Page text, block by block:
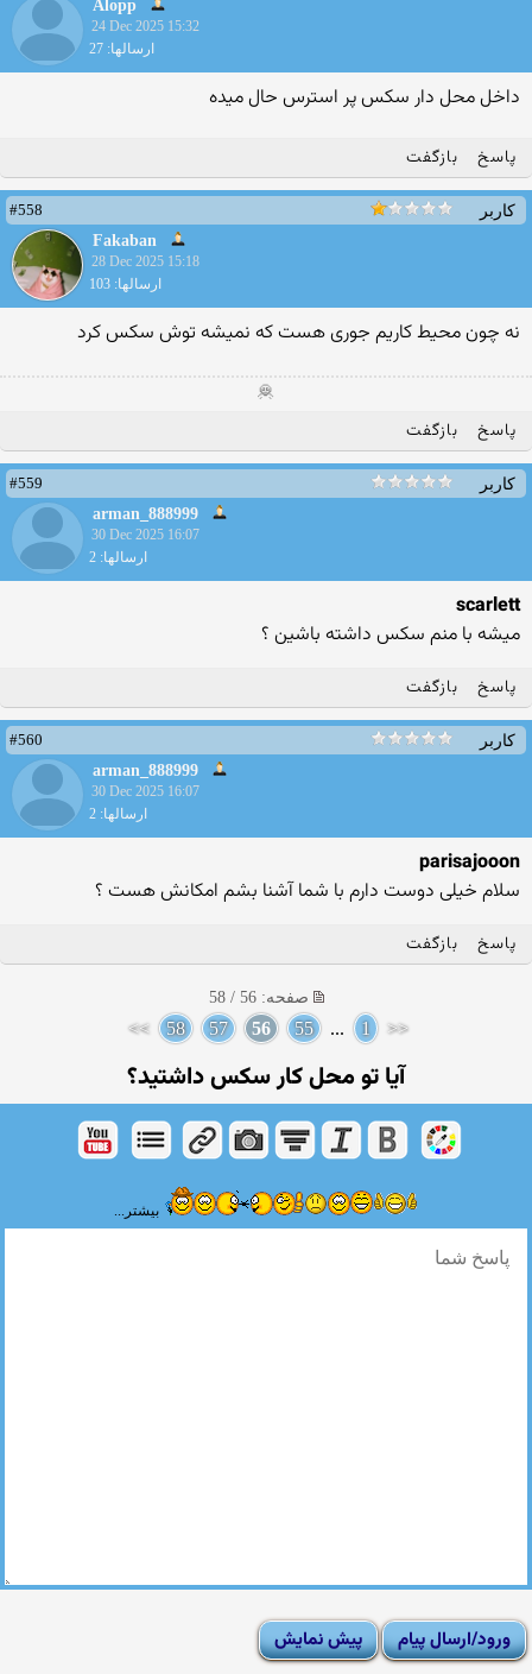
Alopp
24 Dec 2025 15:32
ارسالها: 27
داخل محل دار سکس پر استرس حال میده
پاسخ بازگفت
کاربر
#558
Fakaban
28 Dec 2025 15:18
ارسالها: 103
نه چون محیط کاریم جوری هست که نمیشه توش سکس کرد
🦧
پاسخ بازگفت
کاربر
#559
arman_888999
30 Dec 2025 16:07
ارسالها: 2
scarlett
میشه با منم سکس داشته باشین ؟
پاسخ بازگفت
کاربر
#560
arman_888999
30 Dec 2025 16:07
ارسالها: 2
parisajooon
سلام خیلی دوست دارم با شما آشنا بشم امکانش هست ؟
پاسخ بازگفت
صفحه: 56 / 58
<<
1
...
55
56
57
58
>>
آیا تو محل کار سکس داشتید؟
بیشتر...